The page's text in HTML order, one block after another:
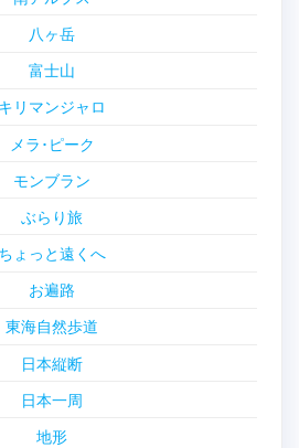
八ヶ岳
富士山
キリマンジャロ
メラ･ピーク
モンブラン
ぶらり旅
ちょっと遠くへ
お遍路
東海自然歩道
日本縦断
日本一周
地形